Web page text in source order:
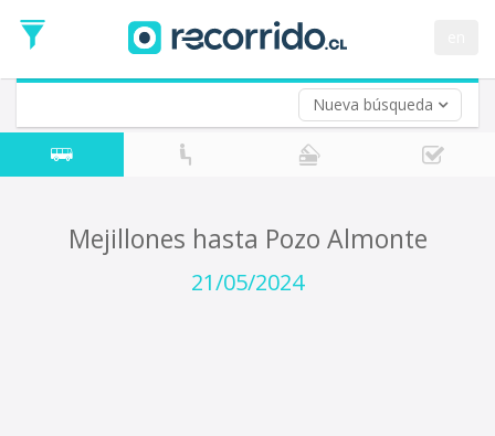
Nueva búsqueda
de
Ida
Vuelta (opcional)
Fecha
de
Mejillones hasta Pozo Almonte
21/05/2024